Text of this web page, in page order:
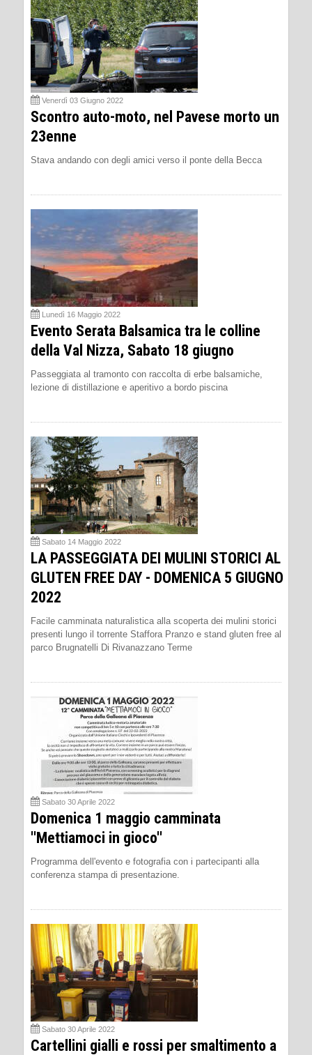
Venerdì 03 Giugno 2022
Scontro auto-moto, nel Pavese morto un
23enne
Stava andando con degli amici verso il ponte della Becca
Lunedì 16 Maggio 2022
Evento Serata Balsamica tra le colline
della Val Nizza, Sabato 18 giugno
Passeggiata al tramonto con raccolta di erbe balsamiche,
lezione di distillazione e aperitivo a bordo piscina
Sabato 14 Maggio 2022
LA PASSEGGIATA DEI MULINI STORICI AL
GLUTEN FREE DAY - DOMENICA 5 GIUGNO
2022
Facile camminata naturalistica alla scoperta dei mulini storici
presenti lungo il torrente Staffora Pranzo e stand gluten free al
parco Brugnatelli Di Rivanazzano Terme
Sabato 30 Aprile 2022
Domenica 1 maggio camminata
''Mettiamoci in gioco''
Programma dell'evento e fotografia con i partecipanti alla
conferenza stampa di presentazione.
Sabato 30 Aprile 2022
Cartellini gialli e rossi per smaltimento a